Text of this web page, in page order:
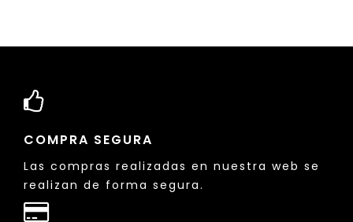
COMPRA SEGURA
Las compras realizadas en nuestra web se
realizan de forma segura.